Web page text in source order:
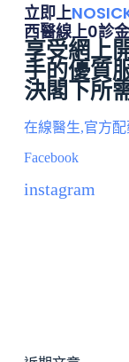
立即上
西醫線上0診
享受網上
手的優質
決閣下所
在線醫生,官方
Facebook
instagram